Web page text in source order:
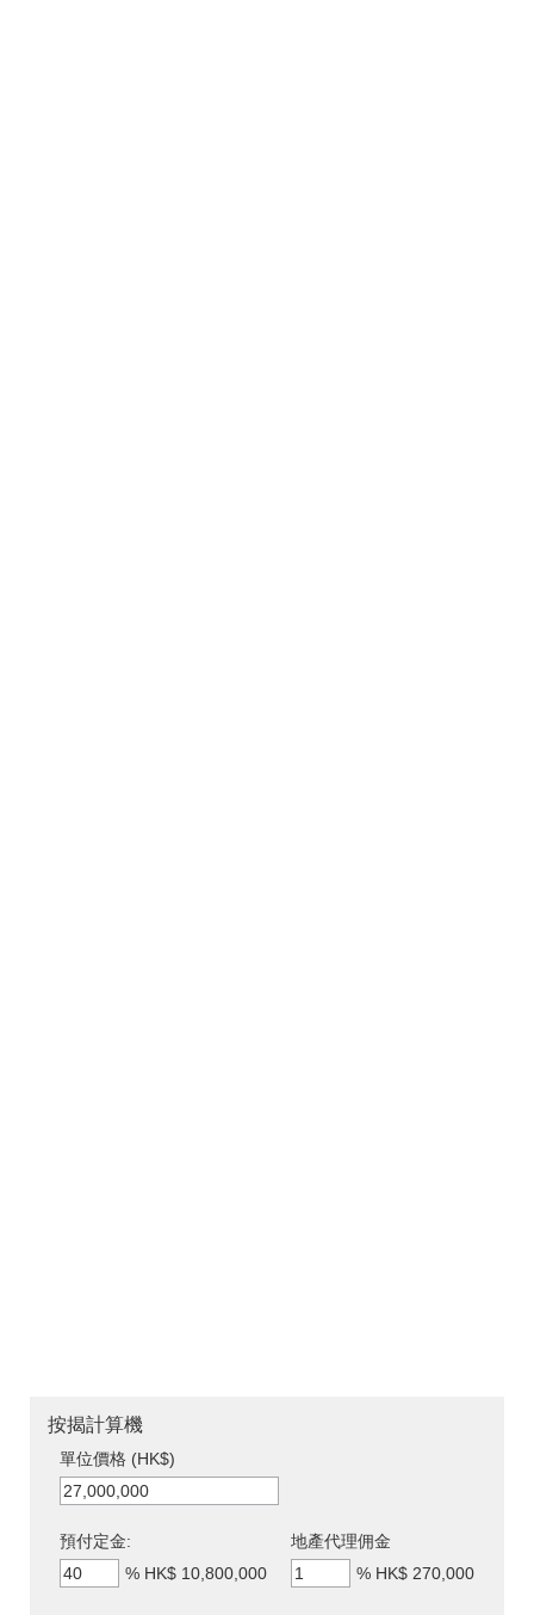
按揭計算機
單位價格 (HK$)
預付定金:
% HK$ 10,800,000
地產代理佣金
% HK$ 270,000